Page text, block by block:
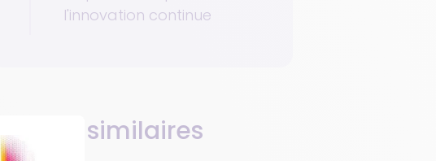
l'innovation continue
Articles similaires